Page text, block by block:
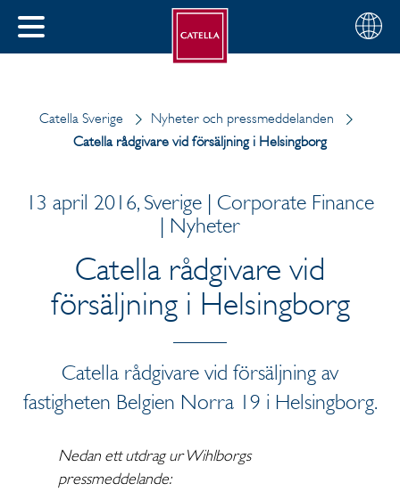
STÄNG
Välj
din
Svenska
Catella Sverige
Nyheter och pressmeddelanden
Catella rådgivare vid försäljning i Helsingborg
13 april 2016, Sverige | Corporate Finance
| Nyheter
Catella rådgivare vid
försäljning i Helsingborg
Catella rådgivare vid försäljning av
fastigheten Belgien Norra 19 i Helsingborg.
Nedan ett utdrag ur Wihlborgs
pressmeddelande: